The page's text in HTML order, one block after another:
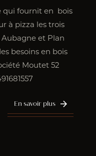
qui fournit en bois
à pizza les trois
et Plan
besoins en bois
Moutet 52
En savoir plus